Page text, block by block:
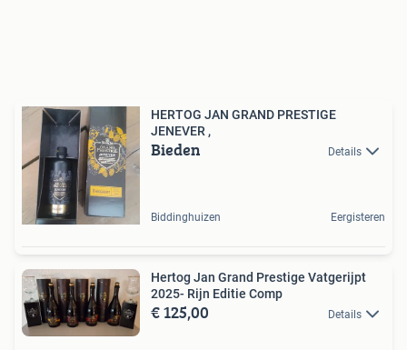
HERTOG JAN GRAND PRESTIGE
JENEVER ,
Bieden Details
Biddinghuizen Eergisteren
Hertog Jan Grand Prestige Vatgerijpt
2025- Rijn Editie Comp
€ 125,00 Details